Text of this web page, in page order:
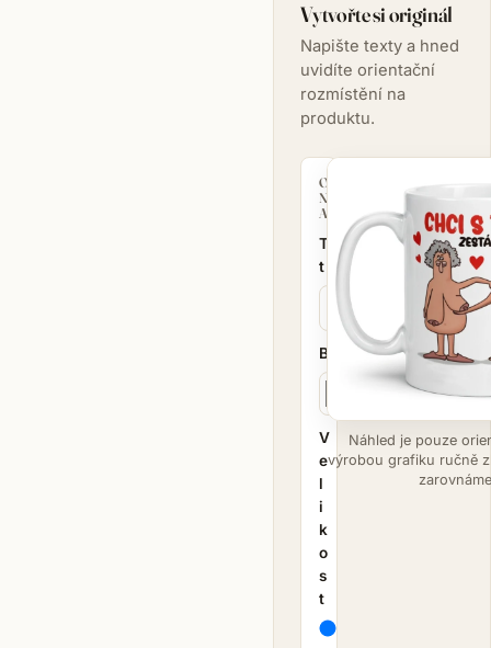
Vytvořte si originál
Napište texty a hned
uvidíte orientační
rozmístění na
produktu.
O
N
A
Tex
t
Barva
V
e
l
i
k
o
s
t
Náhled je pouze
výrobou grafiku ručně